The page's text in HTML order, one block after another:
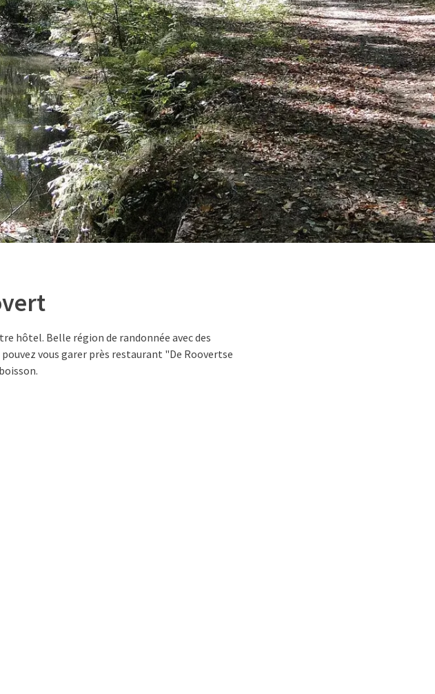
hôtel. Belle région de randonnée avec des
vous garer près restaurant "De Roovertse